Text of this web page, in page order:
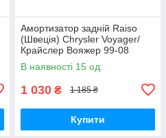
Амортизатор задній Raiso
(Швеція) Chrysler Voyager/
Крайслер Вояжер 99-08
#RS200687 UANWSFO17
В наявності 15 од.
1 030 ₴ 1 185 ₴
Купити